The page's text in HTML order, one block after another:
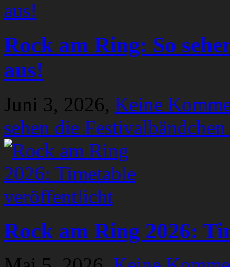
Rock am Ring: So
aus!
Juni 3, 2026, Keine
sehen die
Rock am Ring 2026: